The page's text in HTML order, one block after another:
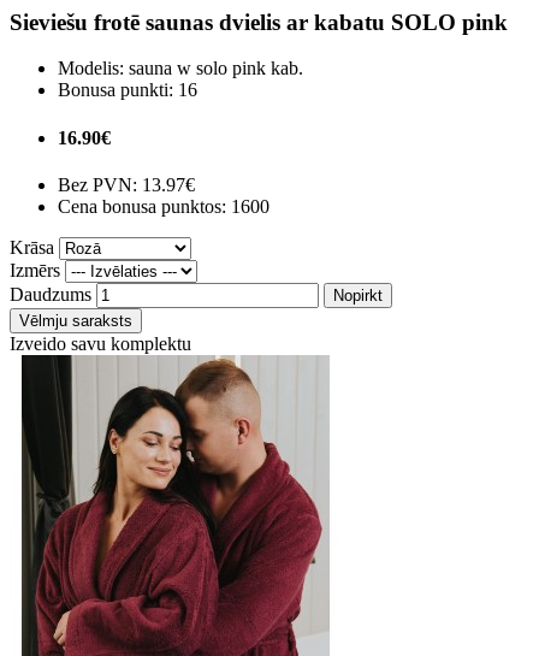
Sieviešu frotē saunas dvielis ar kabatu SOLO pink
Modelis: sauna w solo pink kab.
Bonusa punkti: 16
16.90€
Bez PVN: 13.97€
Cena bonusa punktos: 1600
Krāsa
Izmērs
Daudzums
Nopirkt
Vēlmju saraksts
Izveido savu komplektu